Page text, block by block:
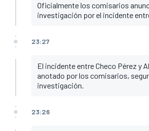
Oficialmente los comisarios
investigación por el incidente
23:27
El incidente entre Checo Pérez y
anotado por los comisarios,
investigación.
23:26